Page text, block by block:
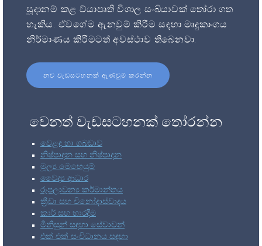
සූදානම් කළ ව්යාපෘති විශාල සංඛ්යාවක් තෝරා ගත
හැකිය. ඒවගේම ඇනවුම් කිරීම සඳහා මෘදුකාංගය
නිර්මාණය කිරීමටත් අවස්ථාව තිබෙනවා.
නව වැඩසටහනක් ඇණවුම් කරන්න
වෙනත් වැඩසටහනක් තෝරන්න
වෙළඳ හා ගබඩාව
නිෂ්පාදන සහ නිෂ්පාදන
මූල්‍ය මෙහෙයුම්
වෛද්‍ය ආධාර
රූපලාවන්‍ය කර්මාන්තය
ක්‍රීඩා සහ විනෝදාස්වාදය
කාර් සහ භාරදීම
මිනිසුන් සඳහා සේවාවන්
එක් එක් සංවිධානය සඳහා